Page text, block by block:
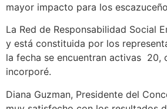
mayor impacto para los
La Red de Responsabilidad Social
y está constituida por los
la fecha se encuentran activas 20,
incorporé.
Diana Guzman, Presidente del